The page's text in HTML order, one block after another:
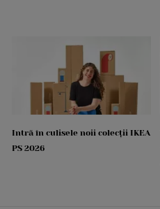
Intră în culisele noii colecții IKEA
PS 2026